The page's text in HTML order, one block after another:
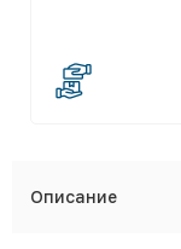
Описание